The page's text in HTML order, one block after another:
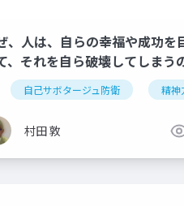
、人は、自らの幸福や成功を
、それを自ら破壊してしまう
き忠誠の解体と実存的自律の
自己サボタージュ防衛 精神
村田 敦